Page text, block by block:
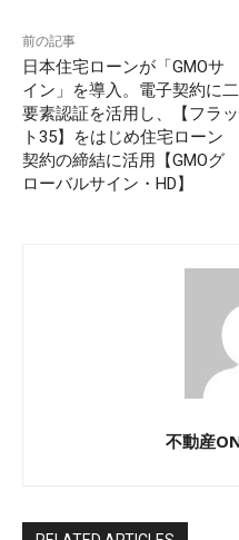
前の記事
日本住宅ローンが「GMOサ
イン」を導入。電子契約に二
要素認証を活用し、【フラッ
ト35】をはじめ住宅ローン
契約の締結に活用【GMOグ
ローバルサイン・HD】
不動産